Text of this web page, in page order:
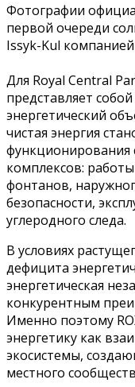
Фотографии о
первой очереди
Issyk-Kul компанией
Для Royal Central
представляет
энергетический
чистая энергия
функционирования
комплексов:
фонтанов,
безопасности,
углеродного следа.
В условиях
дефицита
энергетическая
конкурентным
Именно поэтому
энергетику как
экосистемы,
местного